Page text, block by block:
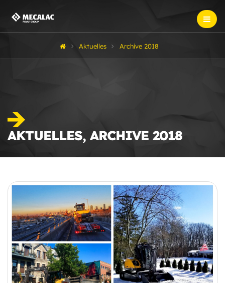
Aktuelles Archive 2018
AKTUELLES, ARCHIVE 2018